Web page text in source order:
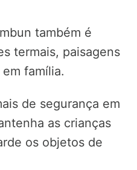
também é
termais, paisagens
família.
de segurança em
as crianças
os objetos de